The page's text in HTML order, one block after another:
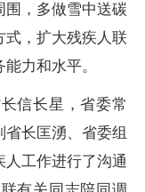
围，多做雪中送碳
式，扩大残疾人联
力和水平。
信长星，省委常
长匡湧、省委组
工作进行了沟通